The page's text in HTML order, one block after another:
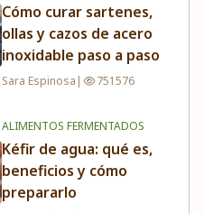
Cómo curar sartenes,
ollas y cazos de acero
inoxidable paso a paso
Sara Espinosa | 751576
ALIMENTOS FERMENTADOS
Kéfir de agua: qué es,
beneficios y cómo
prepararlo